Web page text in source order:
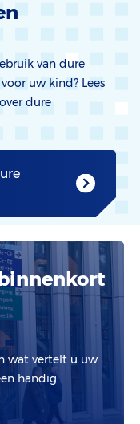
van dure
uw kind? Lees
dure
wat vertelt u uw
handig